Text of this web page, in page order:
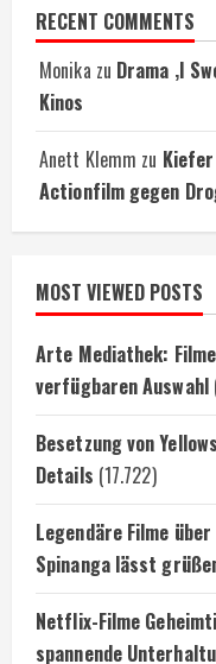
RECENT COMMENTS
Monika zu Drama ‚I
Kinos
Anett Klemm zu
Actionfilm gegen
MOST VIEWED POSTS
Arte Mediathek:
verfügbaren Auswahl
Besetzung von
Details (17.722)
Legendäre Filme
Spinanga lässt
Netflix-Filme
spannende